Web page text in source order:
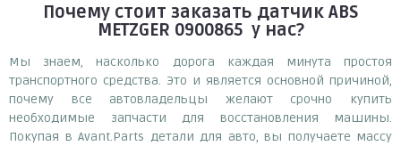
Почему стоит заказать датчик ABS
METZGER 0900865 у нас?
Мы знаем, насколько дорога каждая минута простоя
транспортного средства. Это и является основной причиной,
почему все автовладельцы желают срочно купить
необходимые запчасти для восстановления машины.
Покупая в Avant.Parts детали для авто, вы получаете массу